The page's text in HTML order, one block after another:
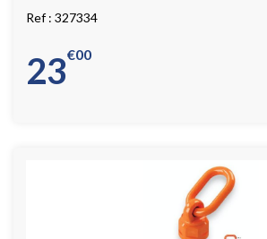
327334
23 00
€